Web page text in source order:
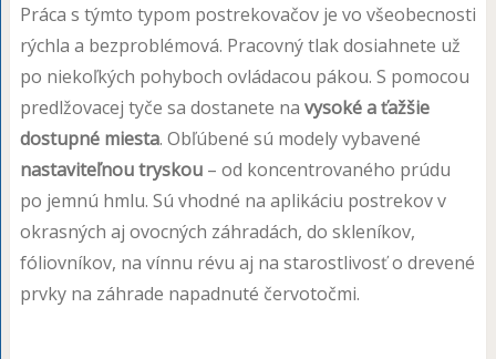
Práca s týmto typom postrekovačov je vo všeobecnosti
rýchla a bezproblémová. Pracovný tlak dosiahnete už
po niekoľkých pohyboch ovládacou pákou. S pomocou
predlžovacej tyče sa dostanete na vysoké a ťažšie
dostupné miesta. Obľúbené sú modely vybavené
nastaviteľnou tryskou– od koncentrovaného prúdu
po jemnú hmlu. Sú vhodné na aplikáciu postrekov v
okrasných aj ovocných záhradách, do skleníkov,
fóliovníkov, na vínnu révu aj na starostlivosť o drevené
prvky na záhrade napadnuté červotočmi.